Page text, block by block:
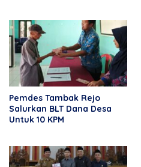
Pemdes Tambak Rejo
Salurkan BLT Dana Desa
Untuk 10 KPM